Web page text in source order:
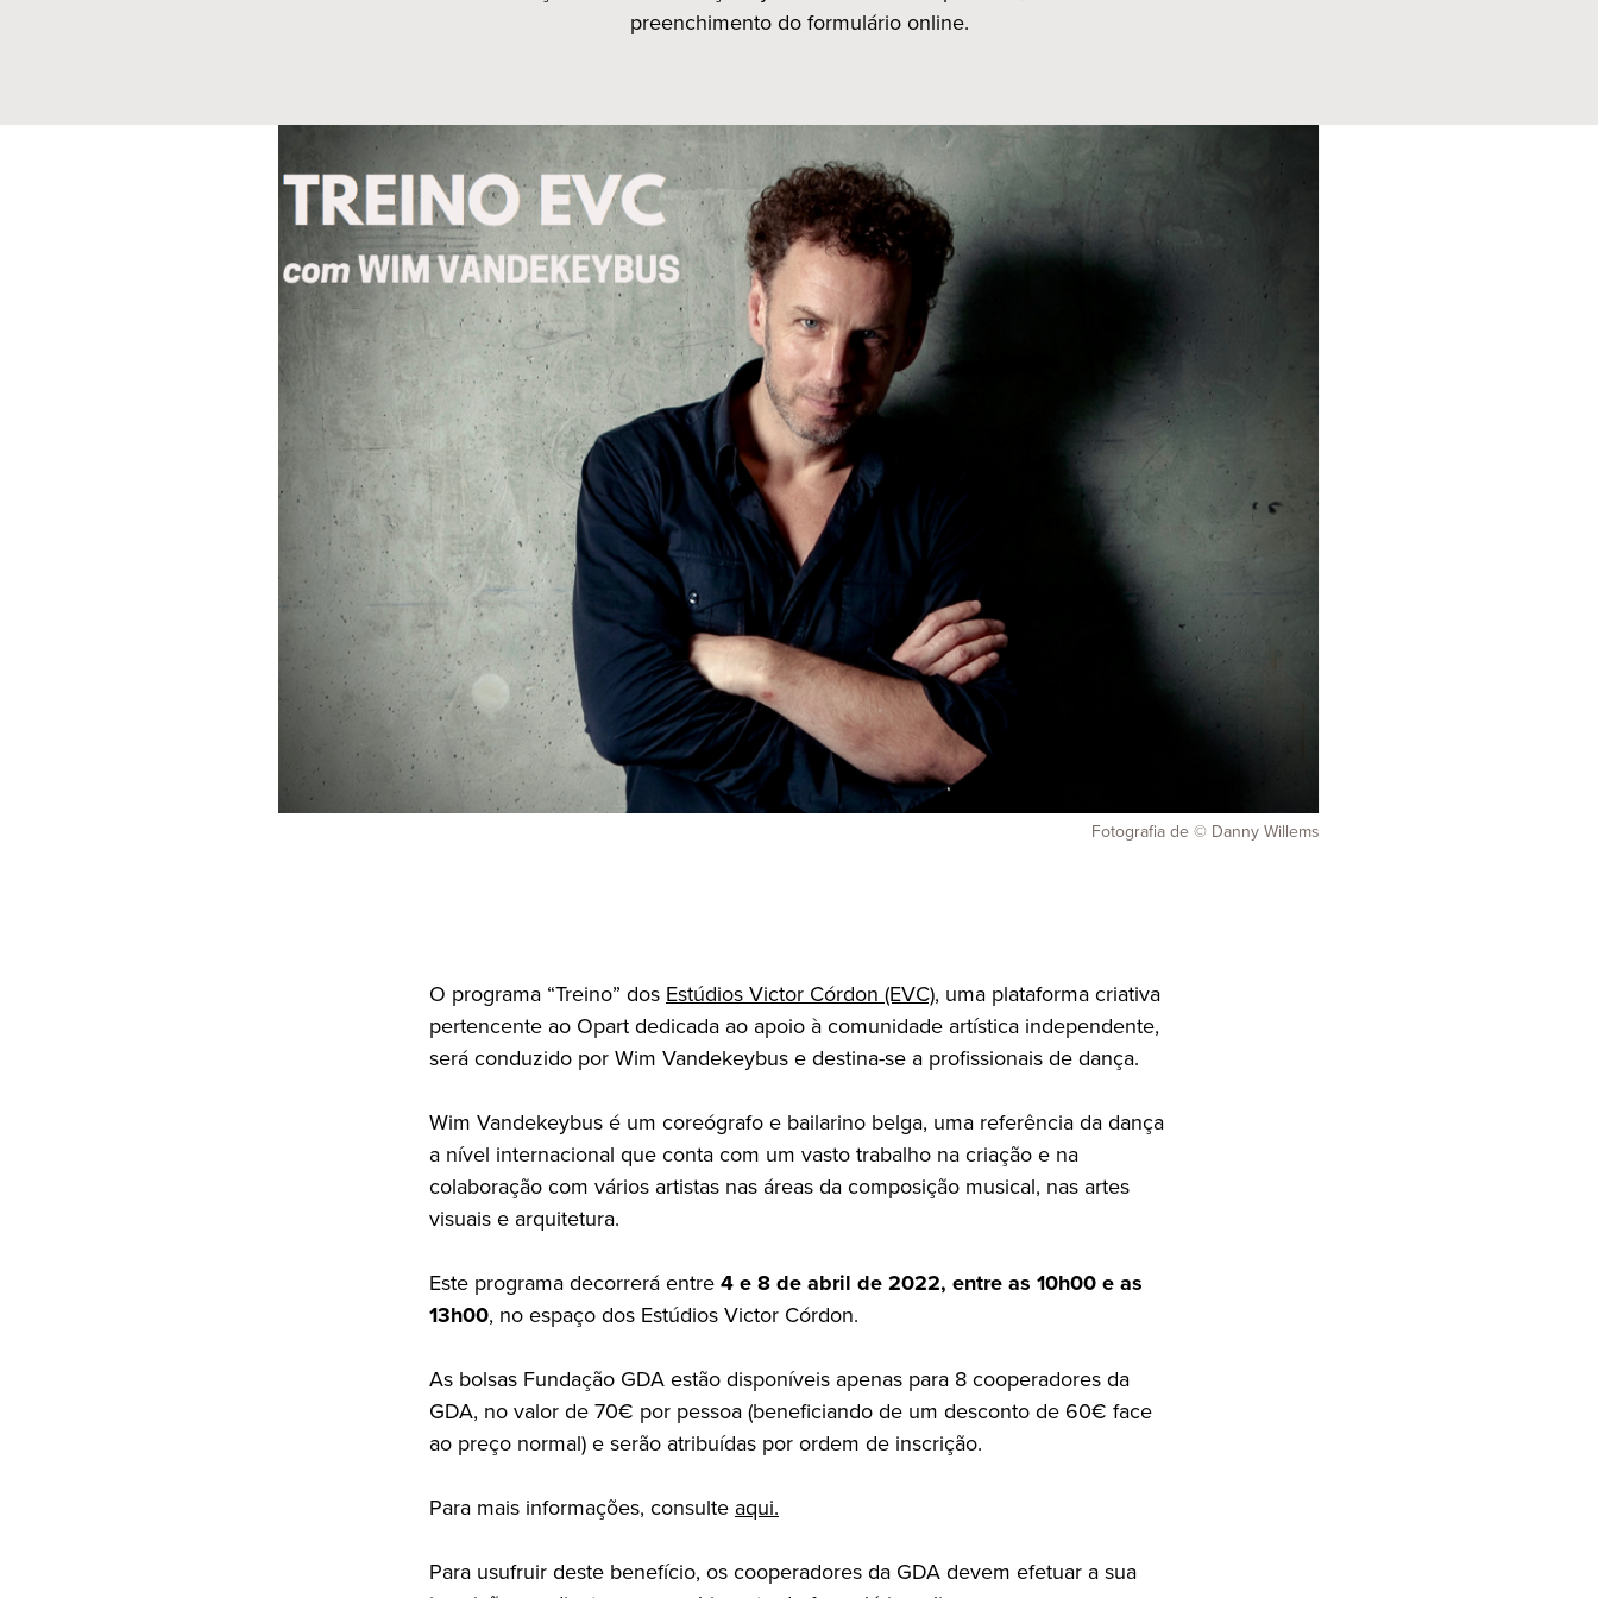
preenchimento do formulário online.
Fotografia de © Danny Willems
O programa “Treino” dosEstúdios Victor Córdon (EVC), uma plataforma criativa
pertencente ao Opart dedicada ao apoio à comunidade artística independente,
será conduzido por Wim Vandekeybus e destina-se a profissionais de dança.
Wim Vandekeybus é um coreógrafo e bailarino belga, uma referência da dança
a nível internacional que conta com um vasto trabalho na criação e na
colaboração com vários artistas nas áreas da composição musical, nas artes
visuais e arquitetura.
Este programa decorrerá entre4 e 8 de abril de 2022, entre as 10h00 e as
13h00, no espaço dos Estúdios Victor Córdon.
As bolsas Fundação GDA estão disponíveis apenas para 8 cooperadores da
GDA, no valor de 70€ por pessoa (beneficiando de um desconto de 60€ face
ao preço normal) e serão atribuídas por ordem de inscrição.
Para mais informações, consulteaqui.
Para usufruir deste benefício, os cooperadores da GDA devem efetuar a sua